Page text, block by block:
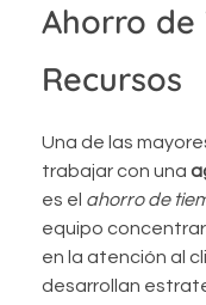
Ahorro de
Recursos
Una de las
trabajar con una
es el ahorro de
equipo
en la atención al
desarrollan